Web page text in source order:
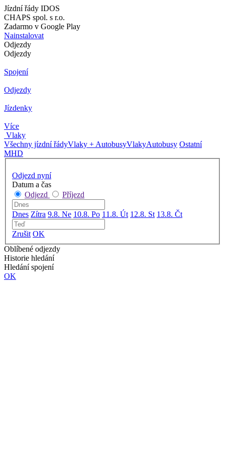
Jízdní řády IDOS
CHAPS spol. s r.o.
Zadarmo v Google Play
Nainstalovat
Odjezdy
Odjezdy
Spojení
Odjezdy
Jízdenky
Více
Vlaky
Všechny jízdní řádyVlaky + AutobusyVlakyAutobusy Ostatní
MHD
Odjezd nyní
Datum a čas
Odjezd
Příjezd
Dnes Zítra 9.8. Ne 10.8. Po 11.8. Út 12.8. St 13.8. Čt
Zrušit OK
Oblíbené odjezdy
Historie hledání
Hledání spojení
OK